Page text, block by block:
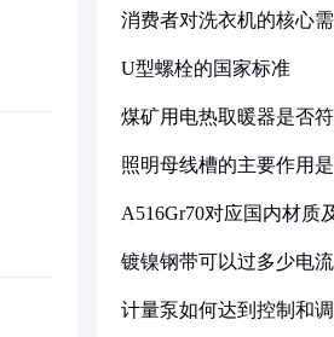
消费者对洗衣机的核心
U型螺栓的国家标准
煤矿用电热取暖器是否
照明母线槽的主要作用
A516Gr70对应国内材质
镀镍钢带可以过多少电流
计量泵如何达到控制和